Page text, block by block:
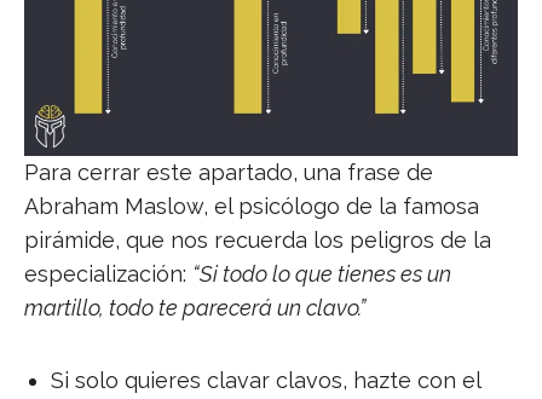
Para cerrar este apartado, una frase de
Abraham Maslow, el psicólogo de la famosa
pirámide, que nos recuerda los peligros de la
especialización: “Si todo lo que tienes es un
martillo, todo te parecerá un clavo.”
Si solo quieres clavar clavos, hazte con el